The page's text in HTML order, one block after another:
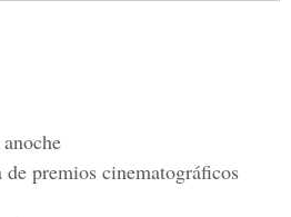
premios cinematográficos